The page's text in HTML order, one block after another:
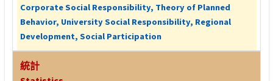
Corporate Social Responsibility, Theory of Planned
Behavior, University Social Responsibility, Regional
Development, Social Participation
統計